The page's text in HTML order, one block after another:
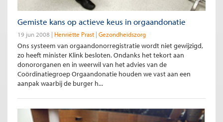
Gemiste kans op actieve keus in orgaandonatie
19 jun 2008 Henriëtte Prast Gezondheidszorg
Ons systeem van orgaandonorregistratie wordt niet gewijzigd,
zo heeft minister Klink besloten. Ondanks het tekort aan
donororganen en in weerwil van het advies van de
Coördinatiegroep Orgaandonatie houden we vast aan een
aanpak waarbij de burger h...